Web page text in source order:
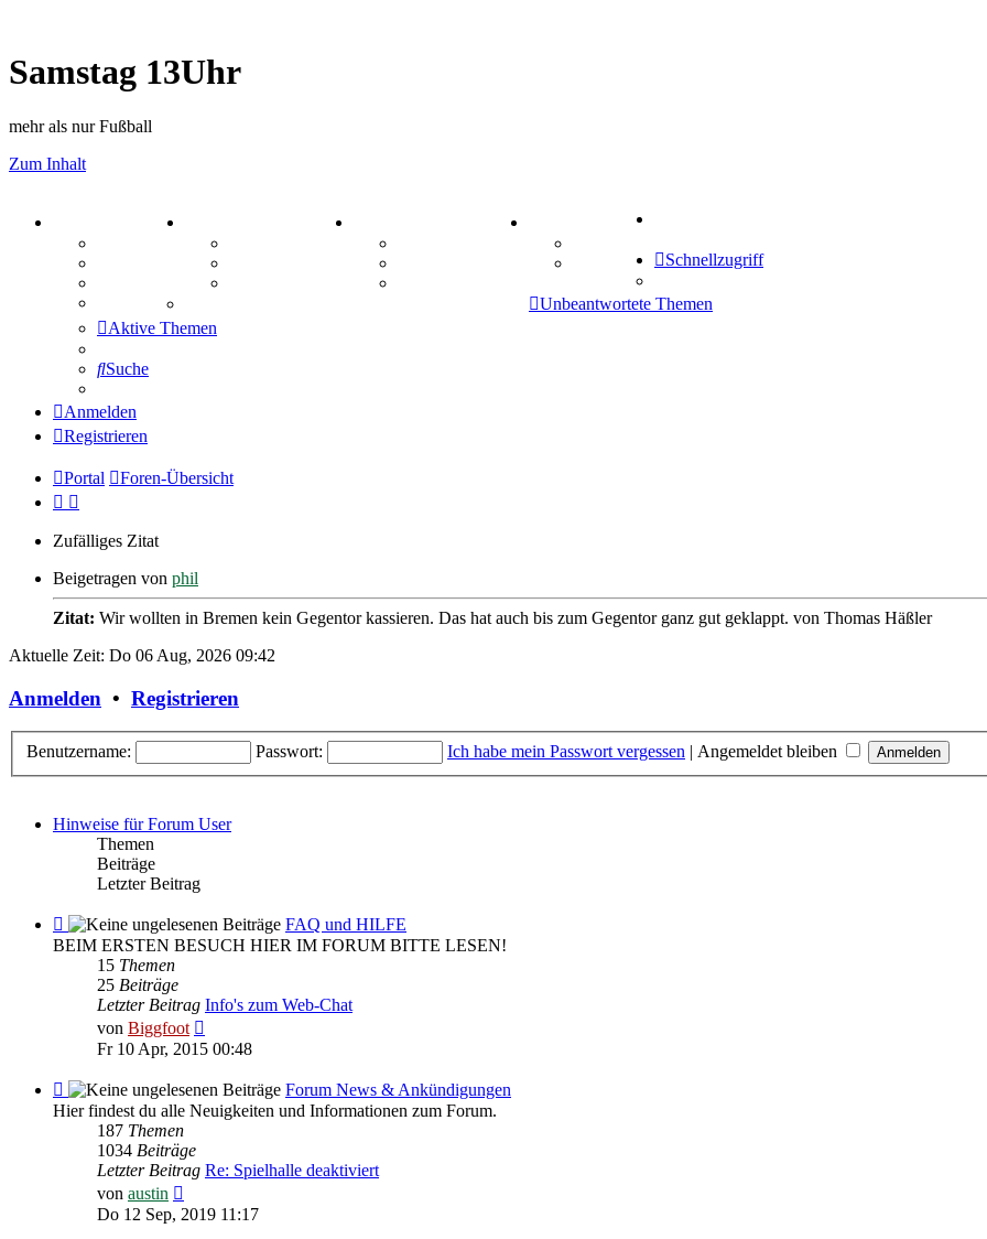
Samstag 13Uhr
mehr als nur Fußball
Zum Inhalt
Mastodon
Comunio
Schnellzugriff
Unbeantwortete Themen
Aktive Themen
Suche
Anmelden
Registrieren
Portal Foren-Übersicht
Zufälliges Zitat
Beigetragen von phil
Zitat: Wir wollten in Bremen kein Gegentor kassieren. Das hat auch bis zum Gegentor ganz gut geklappt. von Thomas Häßler
Aktuelle Zeit: Do 06 Aug, 2026 09:42
Anmelden • Registrieren
Benutzername: Passwort: Ich habe mein Passwort vergessen | Angemeldet bleiben
Hinweise für Forum User
Themen
Beiträge
Letzter Beitrag
Feed
-
HILFE
FAQ und HILFE
BEIM ERSTEN BESUCH HIER IM FORUM BITTE LESEN!
15 Themen
25 Beiträge
Letzter Beitrag Info's zum Web-Chat
von Biggfoot
Beitrag
Fr 10 Apr, 2015 00:48
Feed
-
Forum
News
Ankündigungen
Forum News & Ankündigungen
Hier findest du alle Neuigkeiten und Informationen zum Forum.
187 Themen
1034 Beiträge
Letzter Beitrag Re: Spielhalle deaktiviert
von austin
Beitrag
Do 12 Sep, 2019 11:17